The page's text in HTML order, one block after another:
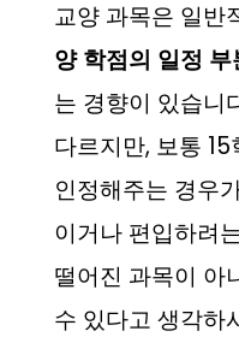
교양 과목은 일반
양 학점의 일정
는 경향이 있습니
다르지만, 보통
인정해주는 경우
이거나 편입하려
떨어진 과목이 아
수 있다고 생각하